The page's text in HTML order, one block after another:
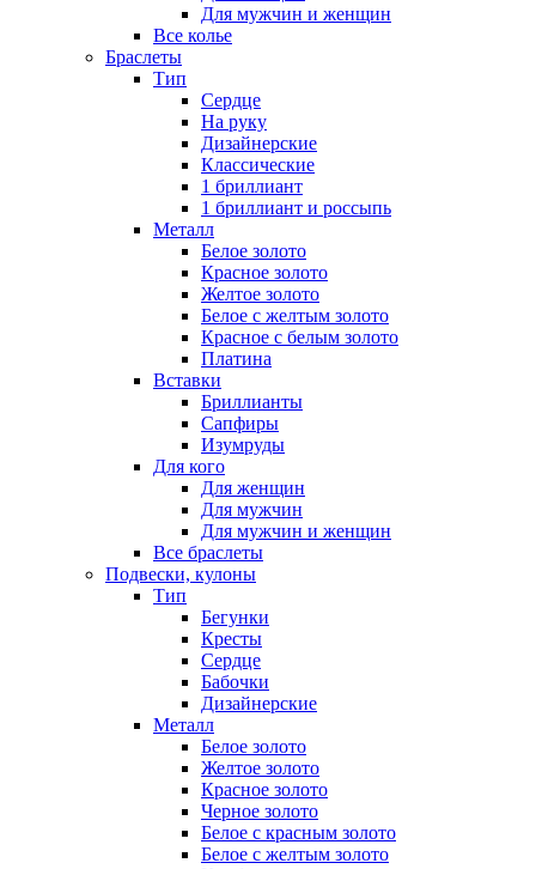
Для мужчин и женщин
Все колье
Браслеты
Тип
Сердце
На руку
Дизайнерские
Классические
1 бриллиант
1 бриллиант и россыпь
Металл
Белое золото
Красное золото
Желтое золото
Белое с желтым золото
Красное с белым золото
Платина
Вставки
Бриллианты
Сапфиры
Изумруды
Для кого
Для женщин
Для мужчин
Для мужчин и женщин
Все браслеты
Подвески, кулоны
Тип
Бегунки
Кресты
Сердце
Бабочки
Дизайнерские
Металл
Белое золото
Желтое золото
Красное золото
Черное золото
Белое с красным золото
Белое с желтым золото